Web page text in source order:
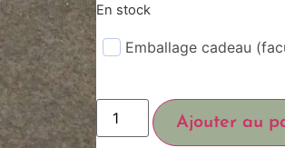
En stock
Emballage cadeau
Ajouter au